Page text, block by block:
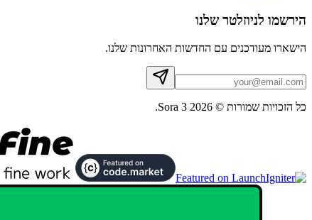
הירשמו לניוזלטר שלנו
הישארו מעודכנים עם החדשות האחרונות שלנו.
כל הזכויות שמורות © 2026 Sora 3.